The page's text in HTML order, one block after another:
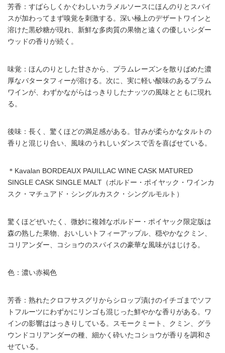
芳香：すばらしくかぐわしいカラメルソースにほんのりとスパイ
スが加わってまず嗅覚を刺激する。深い極上のデザートワインと
溶けた黒砂糖が現れ、新鮮な多肉質の果物と遠くの優しいシダー
ウッドの香りが続く。
味覚：ほんのりとした甘さから、プラムレーズンを散りばめた濃
厚なバタータフィーが溶ける。次に、実に軽い酸味のあるプラム
ワインが、わずかながらはっきりしたナッツの風味とともに現れ
る。
後味：長く、驚くほどの満足感がある。甘みが柔らかなタルトの
香りと混じり合い、風味のうれしいダンスで舌を喜ばせている。
＊Kavalan BORDEAUX PAUILLAC WINE CASK MATURED
SINGLE CASK SINGLE MALT（ボルドー・ポイヤック・ワインカ
スク・マチュアド・シングルカスク・シングルモルト）
驚くほどぜいたく、微妙に複雑なボルドー・ポイヤック限定版は
森の熟した果物、おいしいトフィーアップル、穏やかなクミン、
コリアンダー、コショウのスパイスの豪華な風味がはじける。
色：濃い赤褐色
芳香：熟れたクロフサスグリからシロップ漬けのイチゴまでソフ
トフルーツにわずかにリンゴも混じった鮮やかな香りがある。ワ
インの影響ははっきりしている。スモークミート、クミン、グラ
ウンドコリアンダーの種、細かく砕いたコショウが香りを調和さ
せている。